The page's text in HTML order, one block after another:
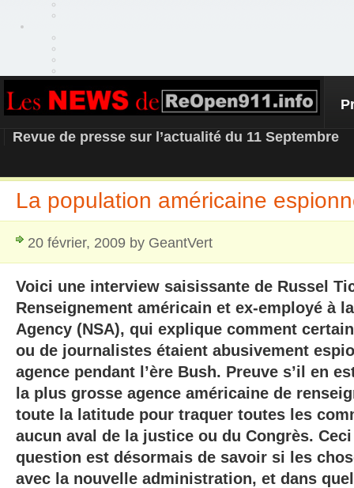
REOPEN911 – NEWS
Revue de presse sur l’actualité du 11 Septembre
La population américaine
20 février, 2009 by GeantVert
Voici une interview saisissante de Russel
Renseignement américain et ex-employé à
Agency (NSA), qui explique comment
ou de journalistes étaient abusivement
agence pendant l’ère Bush. Preuve s’il en
la plus grosse agence américaine de
toute la latitude pour traquer toutes les
aucun aval de la justice ou du Congrès.
question est désormais de savoir si les
avec la nouvelle administration, et dans